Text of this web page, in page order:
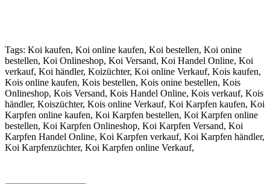
Tags: Koi kaufen, Koi online kaufen, Koi bestellen, Koi onine
bestellen, Koi Onlineshop, Koi Versand, Koi Handel Online, Koi
verkauf, Koi händler, Koizüchter, Koi online Verkauf, Kois kaufen,
Kois online kaufen, Kois bestellen, Kois onine bestellen, Kois
Onlineshop, Kois Versand, Kois Handel Online, Kois verkauf, Kois
händler, Koiszüchter, Kois online Verkauf, Koi Karpfen kaufen, Koi
Karpfen online kaufen, Koi Karpfen bestellen, Koi Karpfen online
bestellen, Koi Karpfen Onlineshop, Koi Karpfen Versand, Koi
Karpfen Handel Online, Koi Karpfen verkauf, Koi Karpfen händler,
Koi Karpfenzüchter, Koi Karpfen online Verkauf,